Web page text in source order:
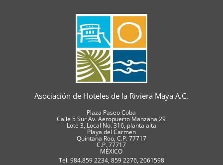
Asociación de Hoteles de la Riviera Maya A.C.
Plaza Paseo Coba
Calle 5 Sur Av. Aeropuerto Manzana 29
Lote 3, Local No. 316, planta alta
Playa del Carmen
Quintana Roo, C.P. 77717
C.P. 77717
MÉXICO
Tel: 984.859 2234, 859 2276, 2061598